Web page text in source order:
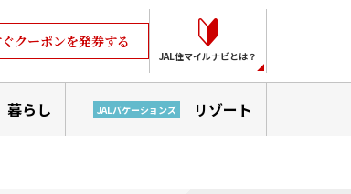
クーポンを発券する
JAL住マイルナビとは？
暮らし JALバケーションズ リゾート